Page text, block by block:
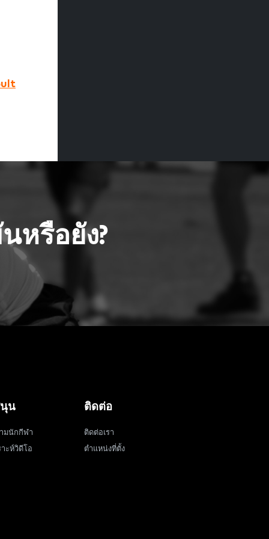
หรือยัง?
น
มนักกีฬา
าะห์วิดีโอ
ติดต่อ
ติดต่อเรา
ตำแหน่งที่ตั้ง